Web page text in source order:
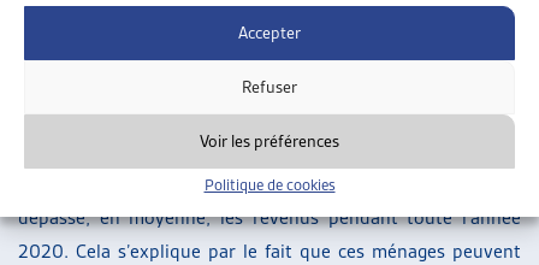
Accepter
Refuser
Voir les préférences
Politique de cookies
pas une disparité dans les comportements des différents
ménages : les ménages aux revenus les plus bas ont
dépensé en moyenne 12% de moins et ceux aux revenus les
plus haut 16% de moins.
Pour les ménages les plus défavorisés, les dépenses ont
dépassé, en moyenne, les revenus pendant toute l’année
2020. Cela s’explique par le fait que ces ménages peuvent